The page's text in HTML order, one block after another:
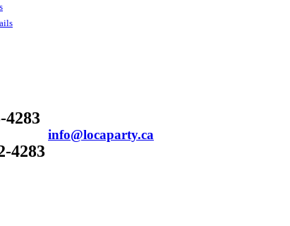
4283
4283
info@locaparty.ca